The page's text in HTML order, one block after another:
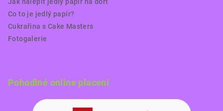
Co to je jedlý papír?
Cukrařina s Cake Masters
Fotogalerie
Pohodlné online placení